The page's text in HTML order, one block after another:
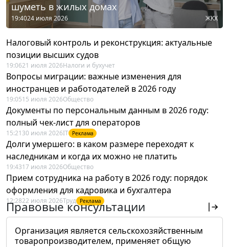
шуметь в жилых домах
19:4024 июля 2026 ЖКХ
Налоговый контроль и реконструкция: актуальные
позиции высших судов
19:0621 июля 2026Налоги и бухучет
Вопросы миграции: важные изменения для
иностранцев и работодателей в 2026 году
19:0515 июля 2026Общество
Документы по персональным данным в 2026 году:
полный чек-лист для операторов
15:21 30 июля 2026IT Реклама
Долги умершего: в каком размере переходят к
наследникам и когда их можно не платить
19:4317 июля 2026Общество
Прием сотрудника на работу в 2026 году: порядок
оформления для кадровика и бухгалтера
12:2822 июля 2026Труд Реклама
Правовые консультации
Организация является сельскохозяйственным
товаропроизводителем, применяет общую